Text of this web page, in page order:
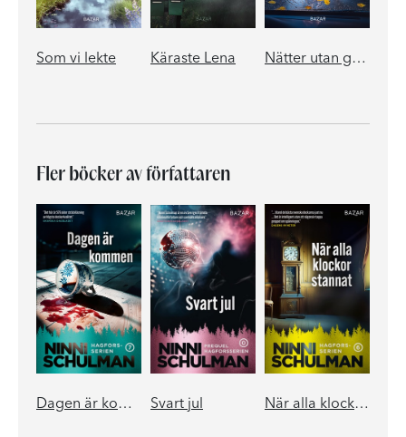
Som vi lekte Käraste Lena Nätter utan gryning
Fler böcker av författaren
Dagen är kommen Svart jul När alla klockor stannat